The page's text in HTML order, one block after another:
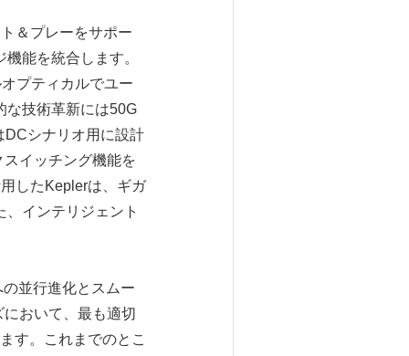
＆プレーをサポー
能を統合します。
プティカルでユー
な技術革新には50G
DCシナリオ用に設計
イッチング機能を
したKeplerは、ギガ
インテリジェント
並行進化とスムー
おいて、最も適切
す。これまでのとこ